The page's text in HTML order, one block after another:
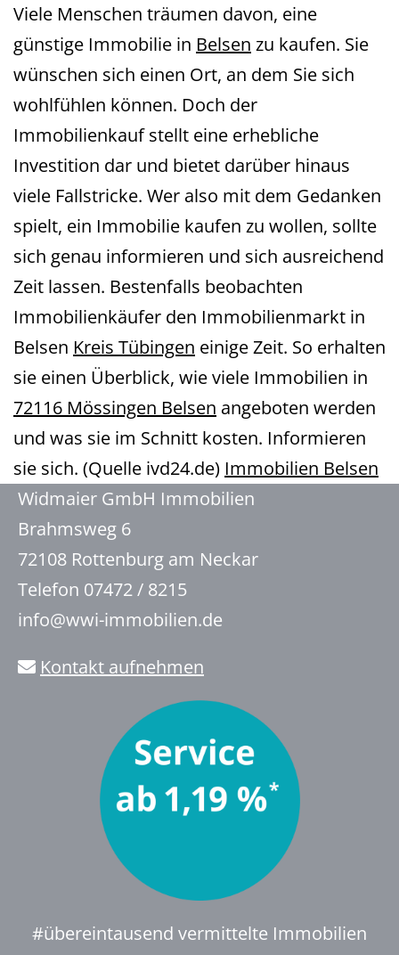
Viele Menschen träumen davon, eine
günstige Immobilie in Belsen zu kaufen. Sie
wünschen sich einen Ort, an dem Sie sich
wohlfühlen können. Doch der
Immobilienkauf stellt eine erhebliche
Investition dar und bietet darüber hinaus
viele Fallstricke. Wer also mit dem Gedanken
spielt, ein Immobilie kaufen zu wollen, sollte
sich genau informieren und sich ausreichend
Zeit lassen. Bestenfalls beobachten
Immobilienkäufer den Immobilienmarkt in
Belsen Kreis Tübingen einige Zeit. So erhalten
sie einen Überblick, wie viele Immobilien in
72116 Mössingen Belsen angeboten werden
und was sie im Schnitt kosten. Informieren
sie sich. (Quelle ivd24.de) Immobilien Belsen
Widmaier GmbH Immobilien
Brahmsweg 6
72108 Rottenburg am Neckar
Telefon 07472 / 8215
info@wwi-immobilien.de
Kontakt aufnehmen
#übereintausend vermittelte Immobilien